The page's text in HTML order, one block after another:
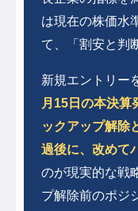
は現在の株価水
て、「割安と判
新規エントリー
月15日の本決算
ックアップ解除
過後に、改めて
のが現実的な戦
プ解除前のポジ